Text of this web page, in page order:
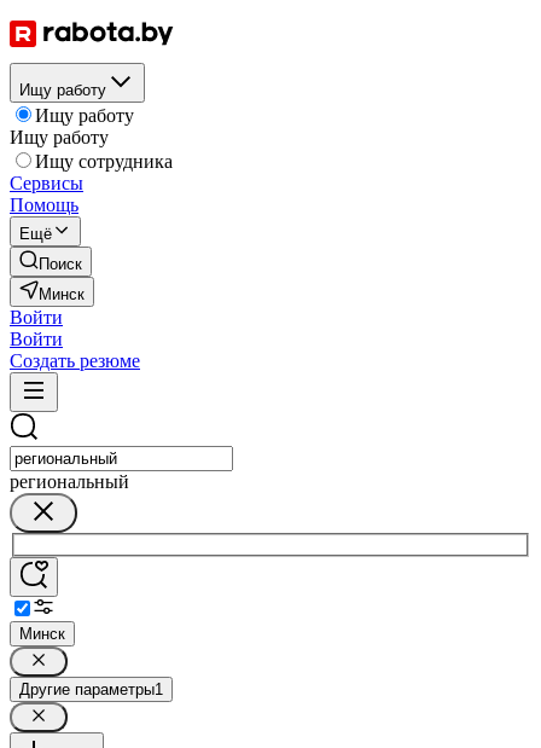
Ищу работу
Ищу работу
Ищу работу
Ищу сотрудника
Сервисы
Помощь
Ещё
Поиск
Минск
Войти
Войти
Создать резюме
региональный
Минск
Другие параметры1